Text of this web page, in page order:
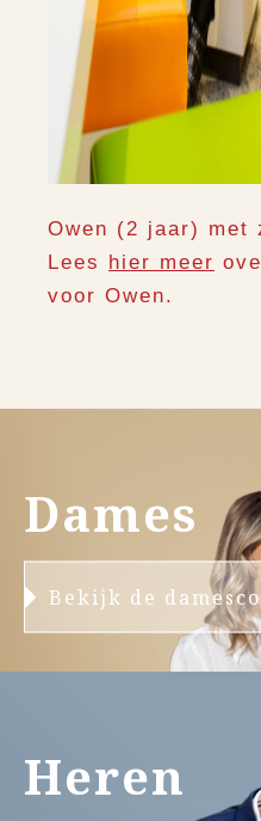
Owen (2 jaar) met
Lees hier meer
voor Owen.
Dames
Bekijk de
Heren